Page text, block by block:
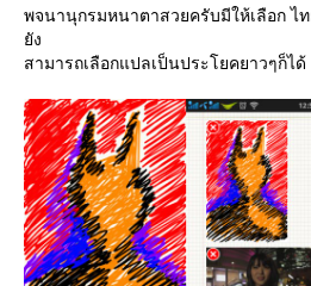
พจนานุกรมหนาตาสวยครับมีให้เลือก ไ
ัง
สามารถเลือกแปลเป็นประโยคยาวๆก็ได้